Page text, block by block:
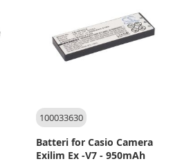
100033630
Batteri for Casio Camera
Exilim Ex -V7 - 950mAh